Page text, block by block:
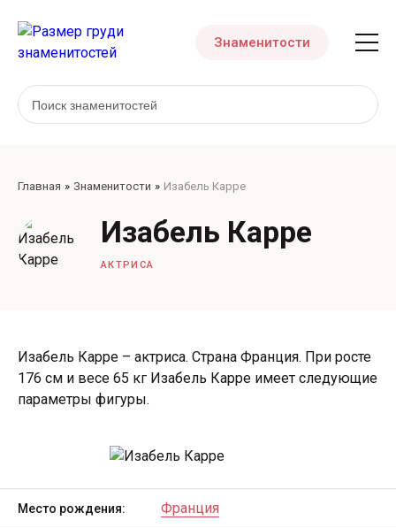
Знаменитости
Главная Знаменитости Изабель Карре
Изабель Карре
АКТРИСА
Изабель Карре – актриса. Страна Франция. При росте
176 см и весе 65 кг Изабель Карре имеет следующие
параметры фигуры.
Место рождения: Франция